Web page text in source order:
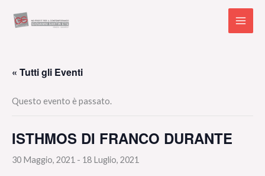
« Tutti gli Eventi
Questo evento è passato.
ISTHMOS DI FRANCO DURANTE
30 Maggio, 2021 - 18 Luglio, 2021